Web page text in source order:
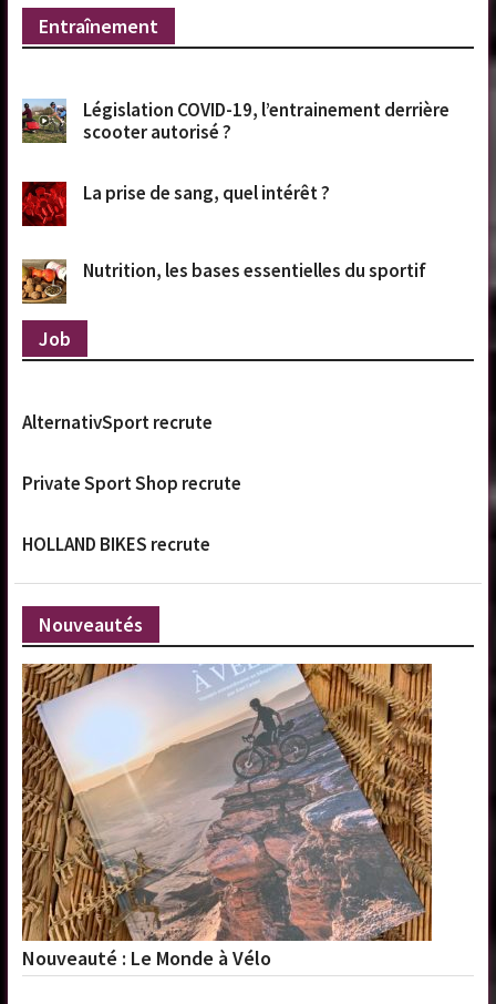
Entraînement
Législation COVID-19, l’entrainement derrière
scooter autorisé ?
La prise de sang, quel intérêt ?
Nutrition, les bases essentielles du sportif
Job
AlternativSport recrute
Private Sport Shop recrute
HOLLAND BIKES recrute
Nouveautés
Nouveauté : Le Monde à Vélo